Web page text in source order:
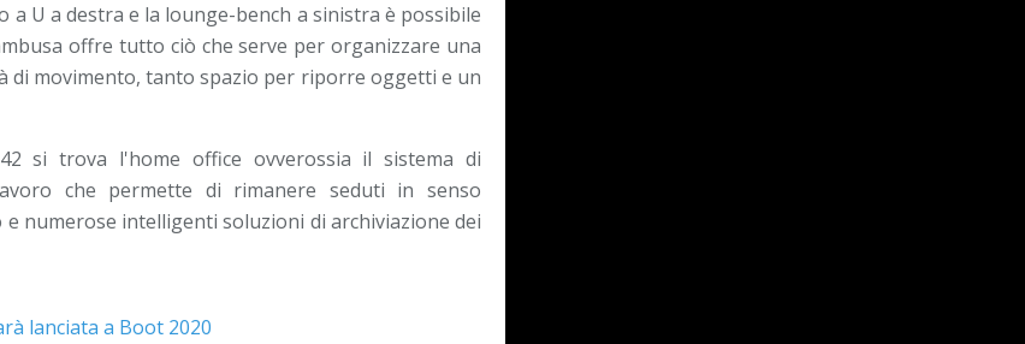
a U a destra e la lounge-bench a sinistra è possibile
offre tutto ciò che serve per organizzare una
di movimento, tanto spazio per riporre oggetti e un
si trova l'home office ovverossia il sistema di
che permette di rimanere seduti in senso
numerose intelligenti soluzioni di archiviazione dei